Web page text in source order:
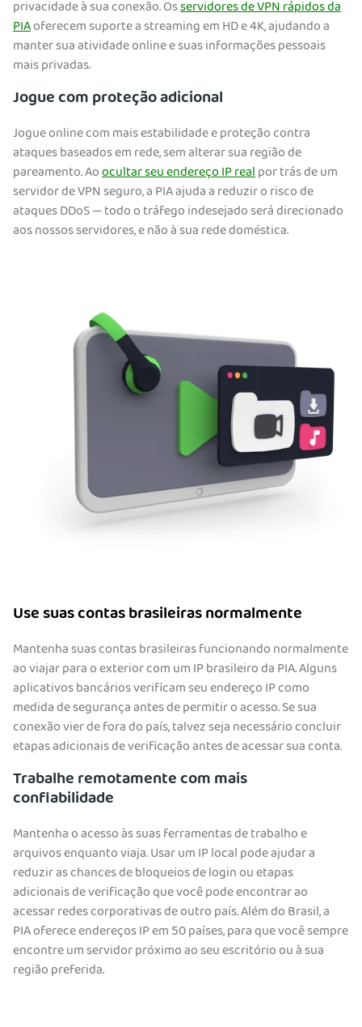
privacidade à sua conexão. Osservidores de VPN rápidos da
PIAoferecem suporte a streaming em HD e 4K, ajudando a
manter sua atividade online e suas informações pessoais
mais privadas.
Jogue com proteção adicional
Jogue online com mais estabilidade e proteção contra
ataques baseados em rede, sem alterar sua região de
pareamento. Aoocultar seu endereço IP realpor trás de um
servidor de VPN seguro, a PIA ajuda a reduzir o risco de
ataques DDoS — todo o tráfego indesejado será direcionado
aos nossos servidores, e não à sua rede doméstica.
Use suas contas brasileiras normalmente
Mantenha suas contas brasileiras funcionando normalmente
ao viajar para o exterior com um IP brasileiro da PIA. Alguns
aplicativos bancários verificam seu endereço IP como
medida de segurança antes de permitir o acesso. Se sua
conexão vier de fora do país, talvez seja necessário concluir
etapas adicionais de verificação antes de acessar sua conta.
Trabalhe remotamente com mais
confiabilidade
Mantenha o acesso às suas ferramentas de trabalho e
arquivos enquanto viaja. Usar um IP local pode ajudar a
reduzir as chances de bloqueios de login ou etapas
adicionais de verificação que você pode encontrar ao
acessar redes corporativas de outro país. Além do Brasil, a
PIA oferece endereços IP em 50 países, para que você sempre
encontre um servidor próximo ao seu escritório ou à sua
região preferida.